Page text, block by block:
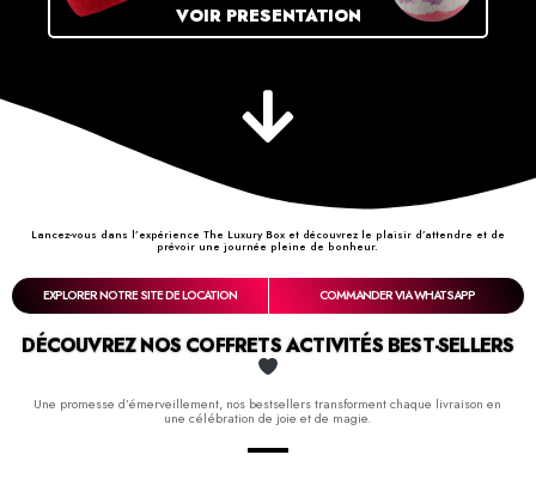
VOIR PRESENTATION
Lancez-vous dans l’expérience The Luxury Box et découvrez le plaisir d’attendre et de
prévoir une journée pleine de bonheur.
EXPLORER NOTRE SITE DE LOCATION COMMANDER VIA WHATSAPP
DÉCOUVREZ NOS COFFRETS ACTIVITÉS BEST-SELLERS
Une promesse d’émerveillement, nos bestsellers transforment chaque livraison en
une célébration de joie et de magie.